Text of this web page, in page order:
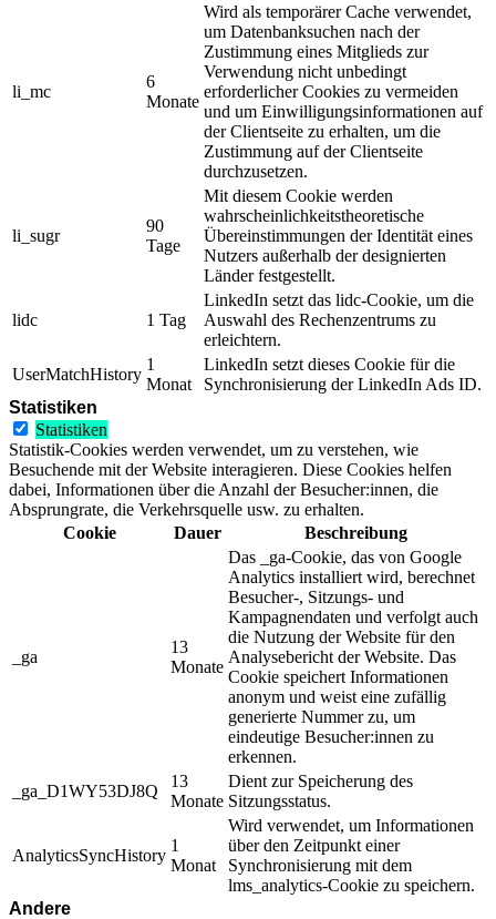
li_mc
6
Monate
Wird als temporärer Cache verwendet,
um Datenbanksuchen nach der
Zustimmung eines Mitglieds zur
Verwendung nicht unbedingt
erforderlicher Cookies zu vermeiden
und um Einwilligungsinformationen auf
der Clientseite zu erhalten, um die
Zustimmung auf der Clientseite
durchzusetzen.
li_sugr
90
Tage
Mit diesem Cookie werden
wahrscheinlichkeitstheoretische
Übereinstimmungen der Identität eines
Nutzers außerhalb der designierten
Länder festgestellt.
lidc 1 Tag
LinkedIn setzt das lidc-Cookie, um die
Auswahl des Rechenzentrums zu
erleichtern.
UserMatchHistory
1
Monat
LinkedIn setzt dieses Cookie für die
Synchronisierung der LinkedIn Ads ID.
Statistiken
Statistiken
Statistik-Cookies werden verwendet, um zu verstehen, wie
Besuchende mit der Website interagieren. Diese Cookies helfen
dabei, Informationen über die Anzahl der Besucher:innen, die
Absprungrate, die Verkehrsquelle usw. zu erhalten.
Cookie
Dauer Beschreibung
_ga
13
Monate
Das _ga-Cookie, das von Google
Analytics installiert wird, berechnet
Besucher-, Sitzungs- und
Kampagnendaten und verfolgt auch
die Nutzung der Website für den
Analysebericht der Website. Das
Cookie speichert Informationen
anonym und weist eine zufällig
generierte Nummer zu, um
eindeutige Besucher:innen zu
erkennen.
_ga_D1WY53DJ8Q
13
Monate
Dient zur Speicherung des
Sitzungsstatus.
AnalyticsSyncHistory
1
Monat
Wird verwendet, um Informationen
über den Zeitpunkt einer
Synchronisierung mit dem
lms_analytics-Cookie zu speichern.
Andere